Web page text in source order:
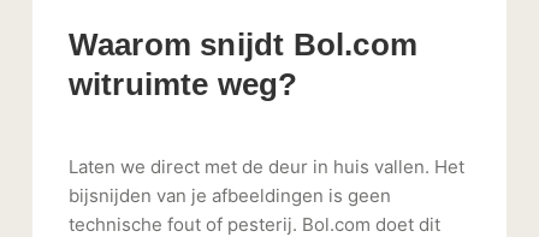
Waarom snijdt Bol.com
witruimte weg?
Laten we direct met de deur in huis vallen. Het
bijsnijden van je afbeeldingen is geen
technische fout of pesterij. Bol.com doet dit